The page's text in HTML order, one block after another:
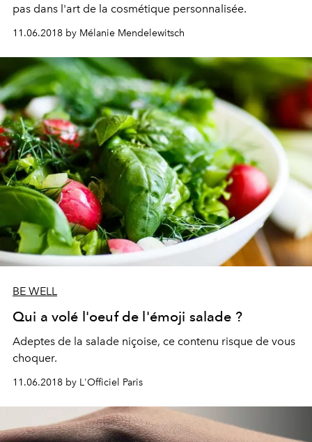
pas dans l'art de la cosmétique personnalisée.
11.06.2018 by Mélanie Mendelewitsch
BE WELL
Qui a volé l'oeuf de l'émoji salade ?
Adeptes de la salade niçoise, ce contenu risque de vous
choquer.
11.06.2018 by L'Officiel Paris